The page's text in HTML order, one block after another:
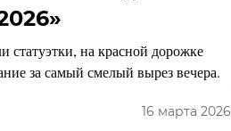
статуэтки, на красной дорожке
за самый смелый вырез вечера.
16 марта 2026